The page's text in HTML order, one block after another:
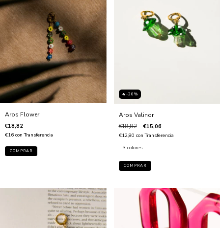
Aros Flower
€18,82
€16 con Transferencia
🔥-20%
Aros Valinor
€18,82 €15,06
€12,80 con Transferencia
3 colores
COMPRAR